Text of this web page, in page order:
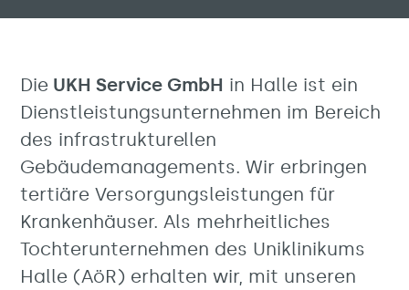
Die UKH Service GmbH in Halle ist ein
Dienstleistungsunternehmen im Bereich
des infrastrukturellen
Gebäudemanagements. Wir erbringen
tertiäre Versorgungsleistungen für
Krankenhäuser. Als mehrheitliches
Tochterunternehmen des Uniklinikums
Halle (AöR) erhalten wir, mit unseren